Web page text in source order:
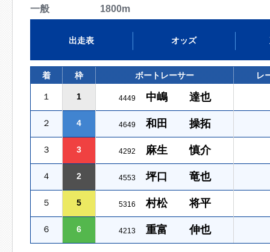
一般 1800m
出走表 オッズ
着 枠 ボートレーサー レ
１ 1 4449 中嶋 達也
２ 4 4649 和田 操拓
３ 3 4292 麻生 慎介
４ 2 4553 坪口 竜也
５ 5 5316 村松 将平
６ 6 4213 重富 伸也